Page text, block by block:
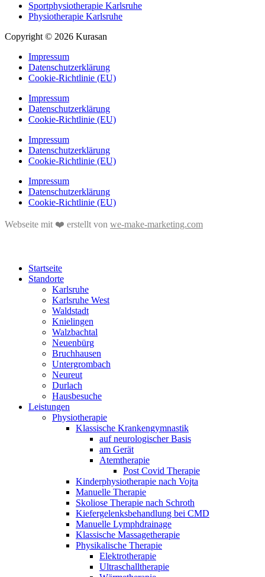
Sportphysiotherapie Karlsruhe
Physiotherapie Karlsruhe
Copyright © 2026 Kurasan
Impressum
Datenschutzerklärung
Cookie-Richtlinie (EU)
Impressum
Datenschutzerklärung
Cookie-Richtlinie (EU)
Impressum
Datenschutzerklärung
Cookie-Richtlinie (EU)
Impressum
Datenschutzerklärung
Cookie-Richtlinie (EU)
Webseite mit ❤️ erstellt von we-make-marketing.com
Startseite
Standorte
Karlsruhe
Karlsruhe West
Waldstadt
Knielingen
Walzbachtal
Neuenbürg
Bruchhausen
Untergrombach
Neureut
Durlach
Hausbesuche
Leistungen
Physiotherapie
Klassische Krankengymnastik
auf neurologischer Basis
am Gerät
Atemtherapie
Post Covid Therapie
Kinderphysiotherapie nach Vojta
Manuelle Therapie
Skoliose Therapie nach Schroth
Kiefergelenksbehandlung bei CMD
Manuelle Lymphdrainage
Klassische Massagetherapie
Physikalische Therapie
Elektrotherapie
Ultraschalltherapie